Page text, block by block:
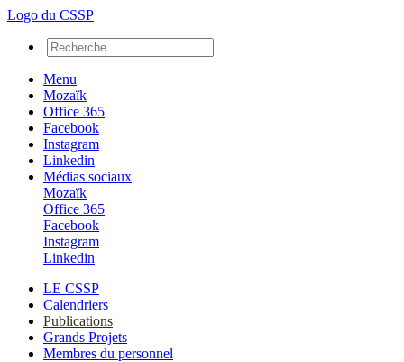
Logo du CSSP
Menu
Mozaïk
Office 365
Facebook
Instagram
Linkedin
Médias sociaux
Mozaïk
Office 365
Facebook
Instagram
Linkedin
LE CSSP
Calendriers
Publications
Grands Projets
Membres du personnel